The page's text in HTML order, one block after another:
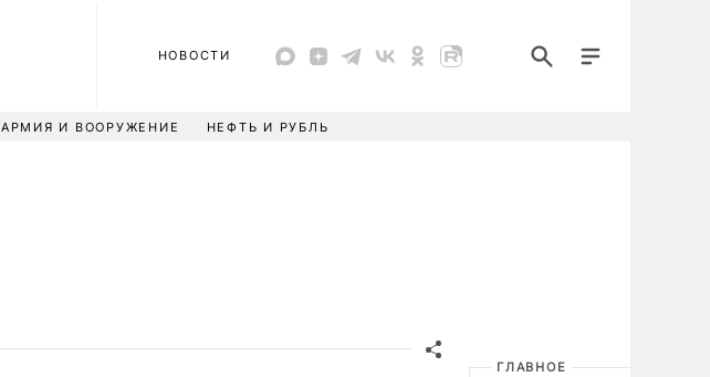
НОВОСТИ
АРМИЯ И ВООРУЖЕНИЕ НЕФТЬ И РУБЛЬ
ГЛАВНОЕ